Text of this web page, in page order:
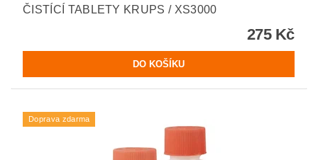
ČISTÍCÍ TABLETY KRUPS / XS3000
275 Kč
Doprava zdarma